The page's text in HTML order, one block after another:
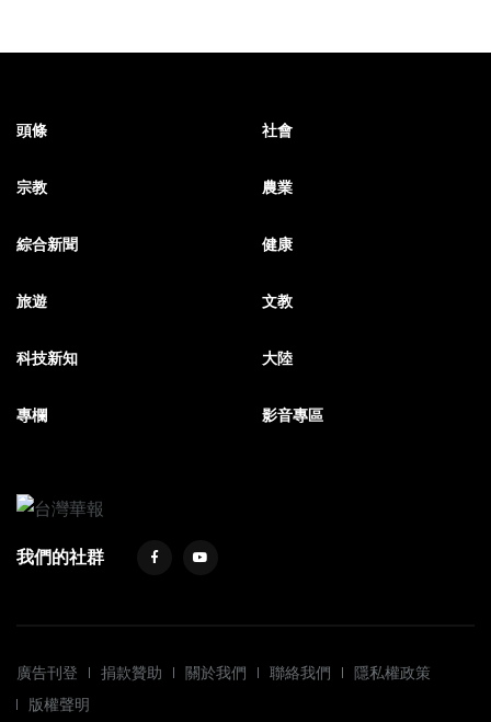
頭條 社會
宗教 農業
綜合新聞 健康
旅遊 文教
科技新知 大陸
專欄 影音專區
我們的社群
廣告刊登 捐款贊助 關於我們 聯絡我們
隱私權政策
版權聲明